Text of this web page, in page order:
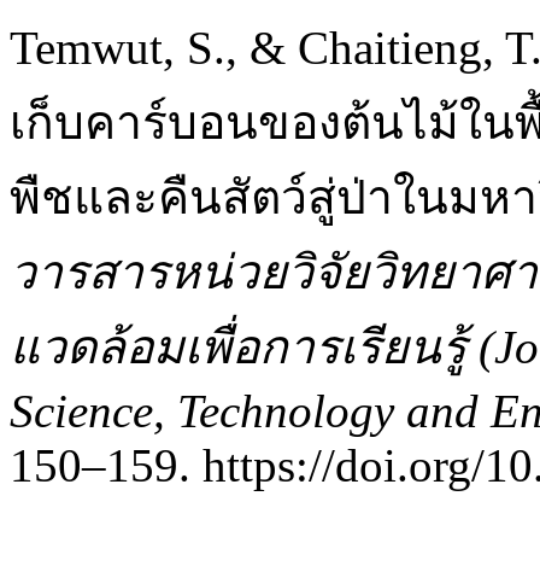
Temwut, S., &
เก็บคาร์บอนของต้นไม้ใ
พืชและคืนสัตว์สู่ป่าในมห
วารสารหน่วยวิจัยวิทยาศ
แวดล้อมเพื่อการเรียนรู้
Science, Technology and
150–159. https://doi.org/